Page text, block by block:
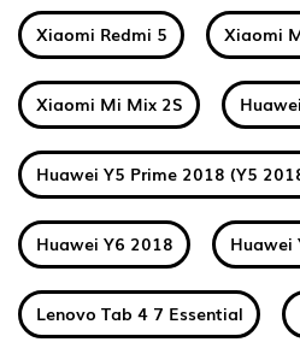
Xiaomi Redmi 5 Xiaomi
Xiaomi Mi Mix 2S
Huawei Y5 Prime 2018 (Y5
Huawei Y6 2018 Huawei
Lenovo Tab 4 7 Essential